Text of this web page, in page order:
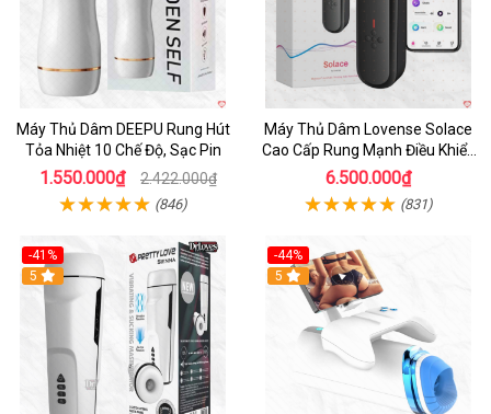
Máy Thủ Dâm DEEPU Rung Hút
Tỏa Nhiệt 10 Chế Độ, Sạc Pin
1.550.000₫ 2.422.000₫
(846)
Máy Thủ Dâm Lovense Solace
Cao Cấp Rung Mạnh Điều Khiển
App
6.500.000₫
(831)
-41%
Hot
5
-44%
Hot
5